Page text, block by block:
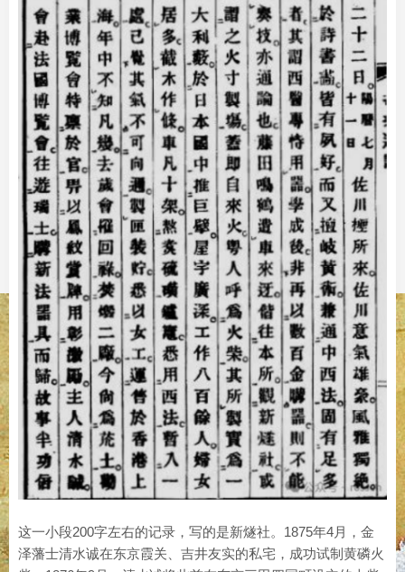
这一小段200字左右的记录，写的是新燧社。1875年4月，金
泽藩士清水诚在东京霞关、吉井友实的私宅，成功试制黄磷火